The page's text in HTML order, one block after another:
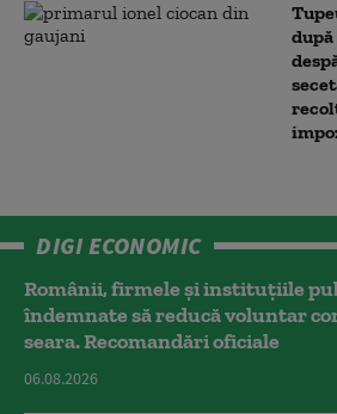
după
DIGI ECONOMIC
Românii, firmele și instituțiile
îndemnate să reducă voluntar
seara. Recomandări oficiale
06.08.2026